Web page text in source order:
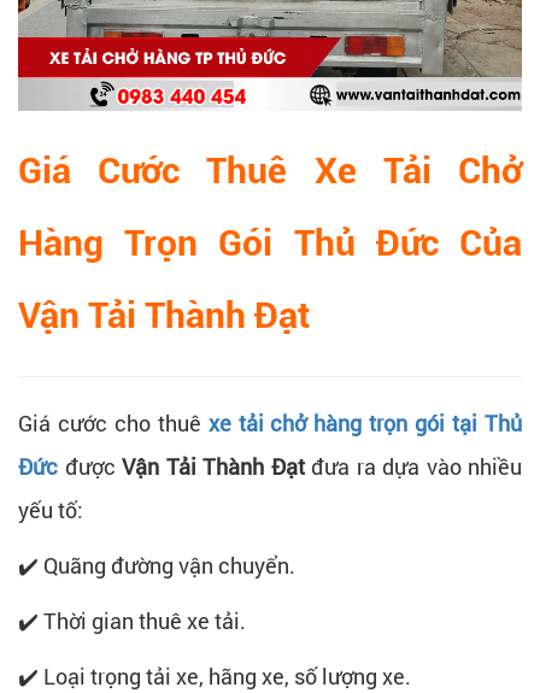
Giá Cước Thuê Xe Tải Chở
Hàng Trọn Gói Thủ Đức Của
Vận Tải Thành Đạt
Giá cước cho thuê xe tải chở hàng trọn gói tại Thủ
Đức được Vận Tải Thành Đạtđưa ra dựa vào nhiều
yếu tố:
✔️ Quãng đường vận chuyển.
✔️ Thời gian thuê xe tải.
✔️ Loại trọng tải xe, hãng xe, số lượng xe.